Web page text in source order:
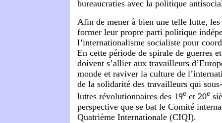
bureaucraties avec la politique
Afin de mener à bien une telle lutte,
former leur propre parti politique
l’internationalisme socialiste pour
En cette période de spirale de guerres
doivent s’allier aux travailleurs
monde et raviver la culture de
de la solidarité des travailleurs qui
luttes révolutionnaires des 19e et 20e
perspective que se bat le Comité
Quatrième Internationale (CIQI).